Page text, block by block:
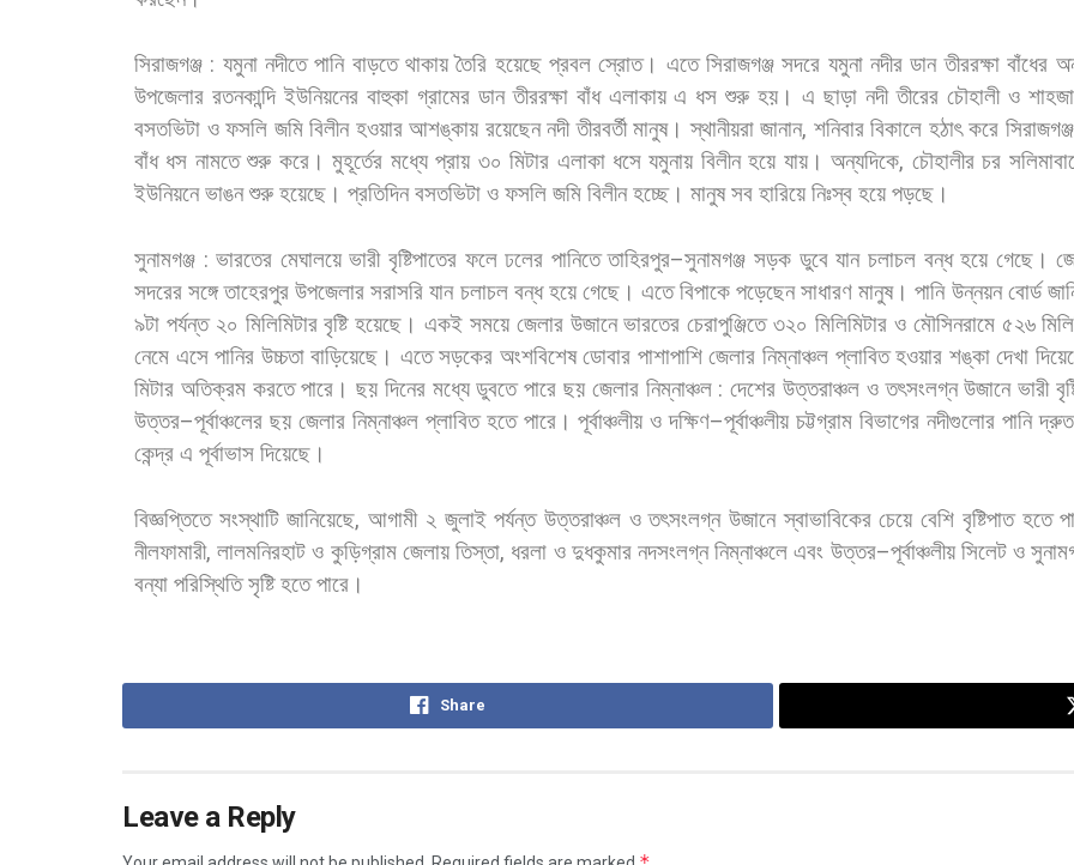
সিরাজগঞ্জ : যমুনা নদীতে পানি বাড়তে থাকায় তৈরি হয়েছে প্রবল স্রোত। এতে সিরাজগঞ্জ সদরে যমুনা নদীর ডান তীররক্ষা বাঁধের
উপজেলার রতনকান্দি ইউনিয়নের বাহুকা গ্রামের ডান তীররক্ষা বাঁধ এলাকায় এ ধস শুরু হয়। এ ছাড়া নদী তীরের চৌহালী ও
বসতভিটা ও ফসলি জমি বিলীন হওয়ার আশঙ্কায় রয়েছেন নদী তীরবর্তী মানুষ। স্থানীয়রা জানান, শনিবার বিকালে হঠাৎ করে সিরাজগঞ্জ
বাঁধ ধস নামতে শুরু করে। মুহূর্তের মধ্যে প্রায় ৩০ মিটার এলাকা ধসে যমুনায় বিলীন হয়ে যায়। অন্যদিকে, চৌহালীর চর
ইউনিয়নে ভাঙন শুরু হয়েছে। প্রতিদিন বসতভিটা ও ফসলি জমি বিলীন হচ্ছে। মানুষ সব হারিয়ে নিঃস্ব হয়ে পড়ছে।
সুনামগঞ্জ :ভারতের মেঘালয়ে ভারী বৃষ্টিপাতের ফলে ঢলের পানিতে তাহিরপুর–সুনামগঞ্জ সড়ক ডুবে যান চলাচল বন্ধ হয়ে গেছে।
সদরের সঙ্গে তাহেরপুর উপজেলার সরাসরি যান চলাচল বন্ধ হয়ে গেছে। এতে বিপাকে পড়েছেন সাধারণ মানুষ। পানি উন্নয়ন বোর্ড
৯টা পর্যন্ত ২০ মিলিমিটার বৃষ্টি হয়েছে। একই সময়ে জেলার উজানে ভারতের চেরাপুঞ্জিতে ৩২০ মিলিমিটার ও মৌসিনরামে ৫২৬
নেমে এসে পানির উচ্চতা বাড়িয়েছে। এতে সড়কের অংশবিশেষ ডোবার পাশাপাশি জেলার নিম্নাঞ্চল প্লাবিত হওয়ার শঙ্কা দেখা
মিটার অতিক্রম করতে পারে। ছয় দিনের মধ্যে ডুবতে পারে ছয় জেলার নিম্নাঞ্চল:দেশের উত্তরাঞ্চল ও তৎসংলগ্ন উজানে ভারী
উত্তর–পূর্বাঞ্চলের ছয় জেলার নিম্নাঞ্চল প্লাবিত হতে পারে। পূর্বাঞ্চলীয় ও দক্ষিণ–পূর্বাঞ্চলীয় চট্টগ্রাম বিভাগের নদীগুলোর পানি দ্রুত
কেন্দ্র এ পূর্বাভাস দিয়েছে।
বিজ্ঞপ্তিতে সংস্থাটি জানিয়েছে,আগামী ২ জুলাই পর্যন্ত উত্তরাঞ্চল ও তৎসংলগ্ন উজানে স্বাভাবিকের চেয়ে বেশি বৃষ্টিপাত হতে
নীলফামারী,লালমনিরহাট ও কুড়িগ্রাম জেলায় তিস্তা, ধরলা ও দুধকুমার নদসংলগ্ন নিম্নাঞ্চলে এবং উত্তর–পূর্বাঞ্চলীয় সিলেট ও
বন্যা পরিস্থিতি সৃষ্টি হতে পারে।
Share
Leave a Reply